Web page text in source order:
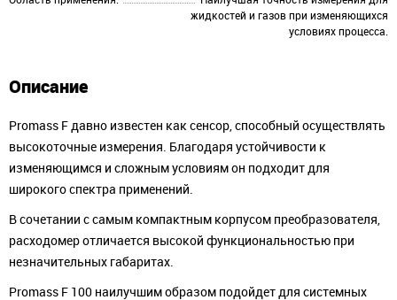
жидкостей и газов при изменяющихся
условиях процесса.
Описание
Promass F давно известен как сенсор, способный осуществлять
высокоточные измерения. Благодаря устойчивости к
изменяющимся и сложным условиям он подходит для
широкого спектра применений.
В сочетании с самым компактным корпусом преобразователя,
расходомер отличается высокой функциональностью при
незначительных габаритах.
Promass F 100 наилучшим образом подойдет для системных